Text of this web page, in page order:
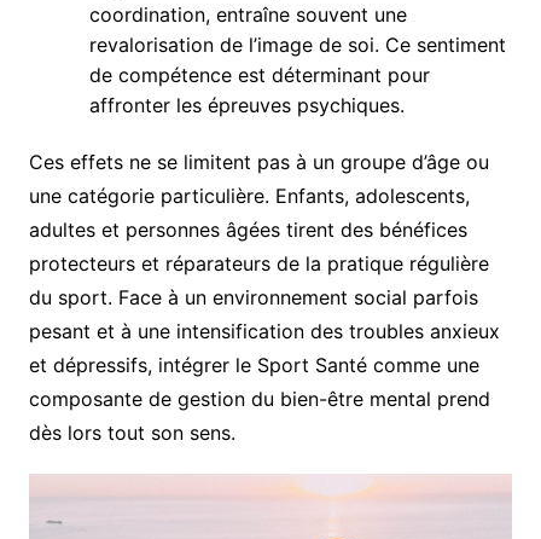
coordination, entraîne souvent une
revalorisation de l’image de soi. Ce sentiment
de compétence est déterminant pour
affronter les épreuves psychiques.
Ces effets ne se limitent pas à un groupe d’âge ou
une catégorie particulière. Enfants, adolescents,
adultes et personnes âgées tirent des bénéfices
protecteurs et réparateurs de la pratique régulière
du sport. Face à un environnement social parfois
pesant et à une intensification des troubles anxieux
et dépressifs, intégrer le Sport Santé comme une
composante de gestion du bien-être mental prend
dès lors tout son sens.